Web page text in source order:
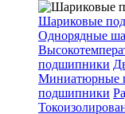
Шариковые
Однорядные
подшипники
Миниатюрные
подшипники